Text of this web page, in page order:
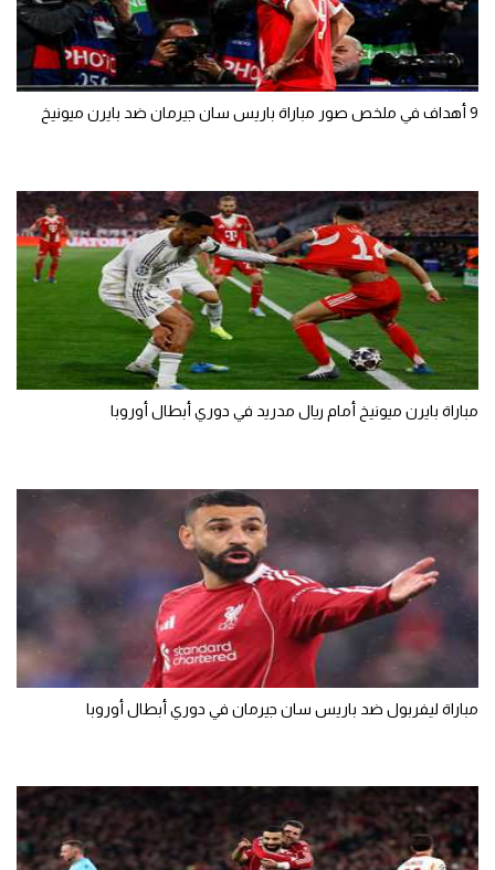
9 أهداف في ملخص صور مباراة باريس سان جيرمان ضد بايرن ميونيخ
مباراة بايرن ميونيخ أمام ريال مدريد في دوري أبطال أوروبا
مباراة ليفربول ضد باريس سان جيرمان في دوري أبطال أوروبا